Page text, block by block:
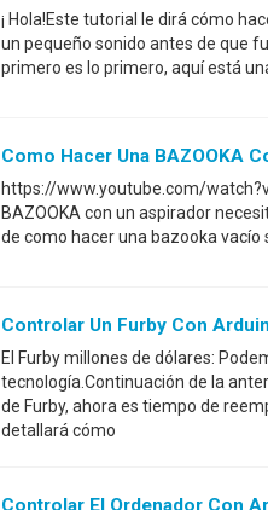
¡ Hola!Este tutorial le dirá cómo
un pequeño sonido antes de que
primero es lo primero, aquí está
Como Hacer Una BAZOOKA
https://www.youtube.com/
BAZOOKA con un aspirador
de como hacer una bazooka vacío
Controlar Un Furby Con
El Furby millones de dólares:
tecnología.Continuación de la
de Furby, ahora es tiempo de
detallará cómo
Controlar El Ordenador Con